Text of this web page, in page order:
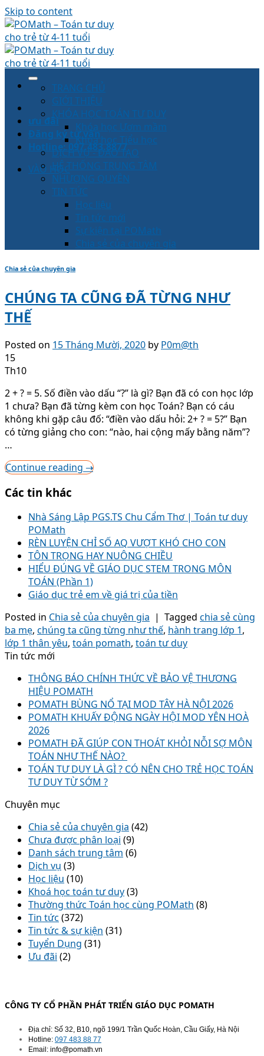
Skip to content
ưu đãi
Đăng ký tư vấn
Hotline: 097.483.8877
VÀO HỌC
TRANG CHỦ
GIỚI THIỆU
KHÓA HỌC TOÁN TƯ DUY
Khóa học Ươm mầm
Khoá học Tiểu học
DỊCH VỤ - ĐÀO TẠO
HỆ THỐNG TRUNG TÂM
NHƯỢNG QUYỀN
TIN TỨC
Học liệu
Tin tức mới
Sự kiện tại POMath
Chia sẻ của chuyên gia
Chia sẻ của chuyên gia
CHÚNG TA CŨNG ĐÃ TỪNG NHƯ
THẾ
Posted on 15 Tháng Mười, 2020 by P0m@th
15
Th10
2 + ? = 5. Số điền vào dấu “?” là gì? Bạn đã có con học lớp
1 chưa? Bạn đã từng kèm con học Toán? Bạn có cáu
không khi gặp câu đố: “điền vào dấu hỏi: 2+ ? = 5?” Bạn
có từng giảng cho con: “nào, hai cộng mấy bằng năm”?
…
Continue reading →
Các tin khác
Nhà Sáng Lập PGS.TS Chu Cẩm Thơ | Toán tư duy
POMath
RÈN LUYỆN CHỈ SỐ AQ VƯỢT KHÓ CHO CON
TÔN TRỌNG HAY NUÔNG CHIỀU
HIỂU ĐÚNG VỀ GIÁO DỤC STEM TRONG MÔN
TOÁN (Phần 1)
Giáo dục trẻ em về giá trị của tiền
Posted in Chia sẻ của chuyên gia | Tagged chia sẻ cùng
ba mẹ, chúng ta cũng từng như thế, hành trang lớp 1,
lớp 1 thân yêu, toán pomath, toán tư duy
Tin tức mới
THÔNG BÁO CHÍNH THỨC VỀ BẢO VỆ THƯƠNG
HIỆU POMATH
POMATH BÙNG NỔ TẠI MOD TÂY HÀ NỘI 2026
POMATH KHUẤY ĐỘNG NGÀY HỘI MOD YÊN HOÀ
2026
POMATH ĐÃ GIÚP CON THOÁT KHỎI NỖI SỢ MÔN
TOÁN NHƯ THẾ NÀO?
TOÁN TƯ DUY LÀ GÌ ? CÓ NÊN CHO TRẺ HỌC TOÁN
TƯ DUY TỪ SỚM ?
Chuyên mục
Chia sẻ của chuyên gia (42)
Chưa được phân loại (9)
Danh sách trung tâm (6)
Dịch vụ (3)
Học liệu (10)
Khoá học toán tư duy(3)
Thường thức Toán học cùng POMath (8)
Tin tức (372)
Tin tức & sự kiện (31)
Tuyển Dụng (31)
Ưu đãi (2)
CÔNG TY CỔ PHẦN PHÁT TRIỂN GIÁO DỤC POMATH
Địa chỉ: Số 32, B10, ngõ 199/1 Trần Quốc Hoàn, Cầu Giấy, Hà Nội
Hotline: 097 483 88 77
Email: info@pomath.vn